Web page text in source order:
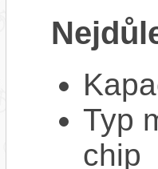
Typ
chip